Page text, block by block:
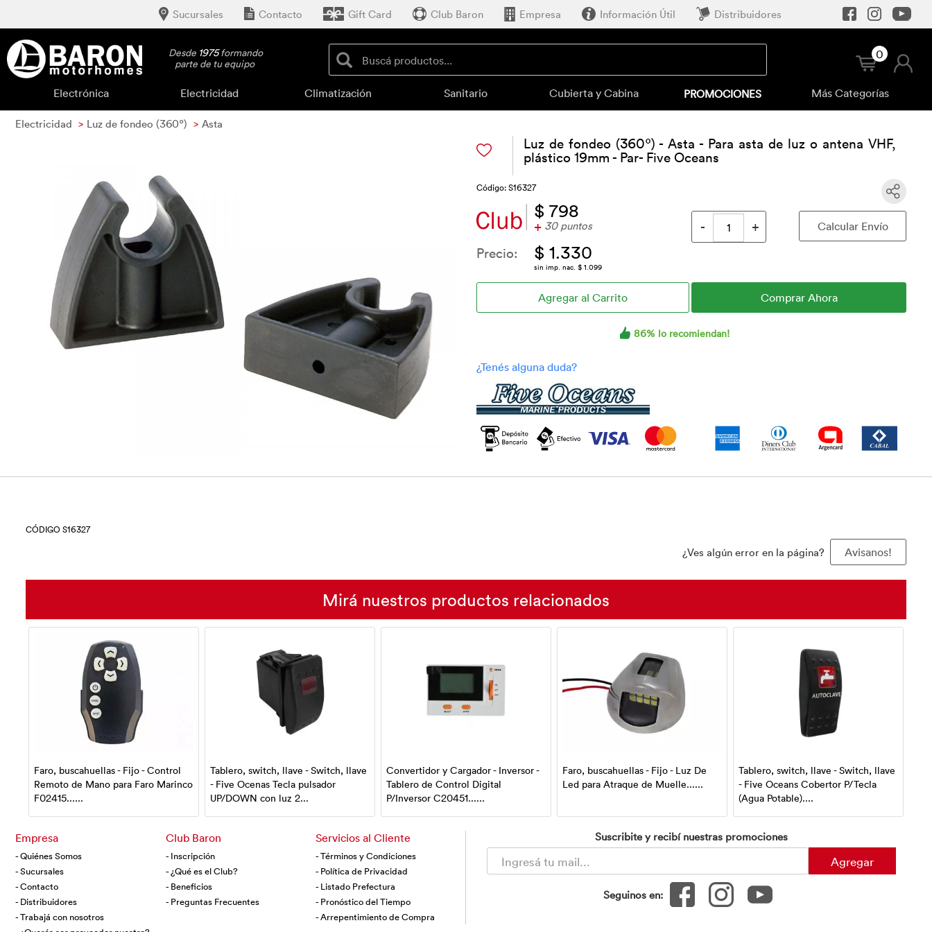
Distribuidores
Información Útil
Empresa
Club Baron
Gift Card
Contacto
Sucursales
Desde 1975formando
parte de tu equipo
0
Electrónica Electricidad Climatización Sanitario Cubierta y Cabina PROMOCIONES Más Categorías
Electricidad Luz de fondeo (360º) Asta
Luz de fondeo (360º) - Asta - Para asta de luz o antena VHF,
plástico 19mm - Par- Five Oceans
Código: S16327
$ 798
+ 30 puntos
Precio: $ 1.330
sin imp. nac. $ 1.099
86% lo recomiendan!
CÓDIGO S16327
¿Ves algún error en la página? Avisanos!
Mirá nuestros productos relacionados
Faro, buscahuellas - Fijo - Control
Remoto de Mano para Faro Marinco
F02415......
Tablero, switch, llave - Switch, llave
- Five Ocenas Tecla pulsador
UP/DOWN con luz 2...
Convertidor y Cargador - Inversor -
Tablero de Control Digital
P/Inversor C20451......
Faro, buscahuellas - Fijo - Luz De
Led para Atraque de Muelle......
Tablero, switch, llave - Switch, llave
- Five Oceans Cobertor P/Tecla
(Agua Potable)....
Empresa
- Quiénes Somos
- Sucursales
- Contacto
- Distribuidores
- Trabajá con nosotros
Club Baron
- Inscripción
- ¿Qué es el Club?
- Beneficios
- Preguntas Frecuentes
Servicios al Cliente
- Términos y Condiciones
- Política de Privacidad
- Listado Prefectura
- Pronóstico del Tiempo
- Arrepentimiento de Compra
Suscribite y recibí nuestras promociones
Agregar
Seguinos en: